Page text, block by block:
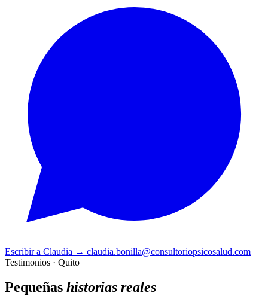
Escribir a Claudia → claudia.bonilla@consultoriopsicosalud.com
Testimonios · Quito
Pequeñas historias reales